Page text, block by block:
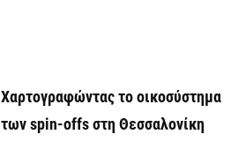
Χαρτογραφώντας το οικοσύστημα
των spin-offs στη Θεσσαλονίκη